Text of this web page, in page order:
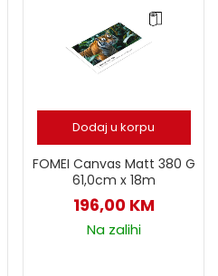
Dodaj u korpu
FOMEI Canvas Matt 380 G
61,0cm x 18m
196,00 KM
Na zalihi